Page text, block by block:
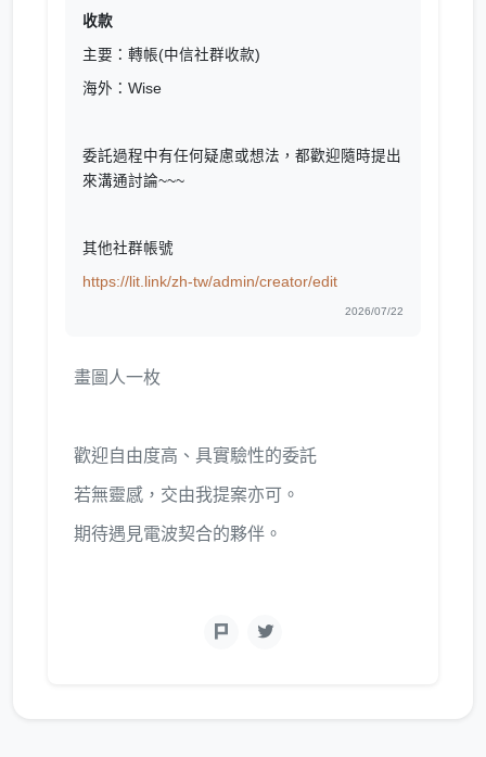
收款
主要：轉帳(中信社群收款)
海外：Wise
委託過程中有任何疑慮或想法，都歡迎隨時提出
來溝通討論~~~
其他社群帳號
https://lit.link/zh-tw/admin/creator/edit
2026/07/22
畫圖人一枚
歡迎自由度高、具實驗性的委託
若無靈感，交由我提案亦可。
期待遇見電波契合的夥伴。